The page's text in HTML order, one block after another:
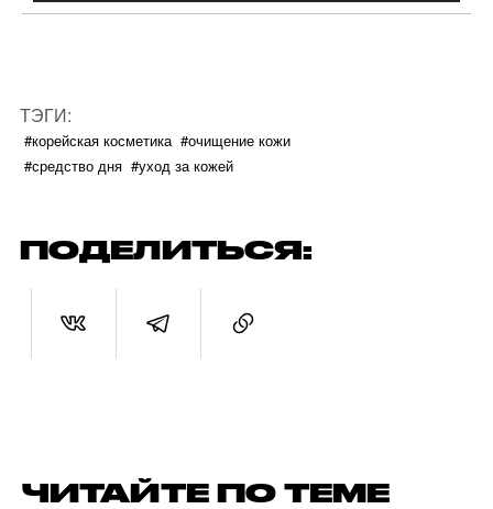
ТЭГИ:
#корейская косметика #очищение кожи
#средство дня #уход за кожей
ПОДЕЛИТЬСЯ:
ЧИТАЙТЕ ПО ТЕМЕ